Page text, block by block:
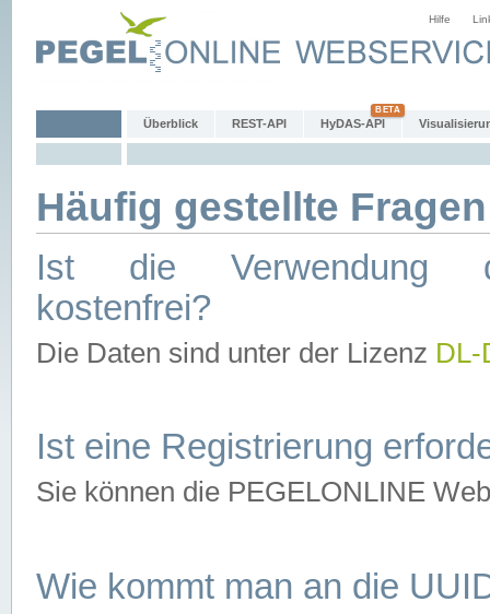
Hilfe
Überblick REST-API HyDAS-API
Häufig gestellte
Ist die Verwendung
kostenfrei?
Die Daten sind unter der Lizenz
Ist eine Registrierung
Sie können die PEGELONLINE
Wie kommt man an die